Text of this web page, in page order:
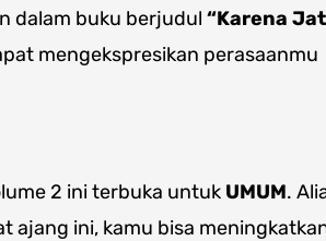
dalam buku berjudul “Karena
mengekspresikan perasaanmu
2 ini terbuka untuk UMUM.
ajang ini, kamu bisa